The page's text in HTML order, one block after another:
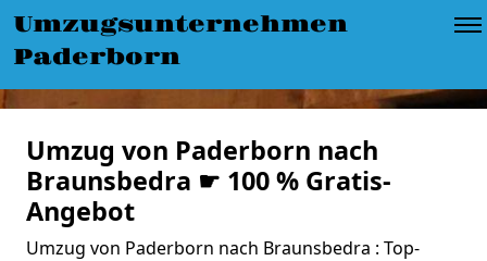
Umzugsunternehmen
Paderborn
Umzug von Paderborn nach
Braunsbedra ☛ 100 % Gratis-
Angebot
Umzug von Paderborn nach Braunsbedra : Top-